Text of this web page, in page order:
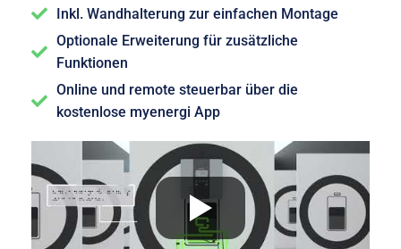
Inkl. Wandhalterung zur einfachen Montage
Optionale Erweiterung für zusätzliche
Funktionen
Online und remote steuerbar über die
kostenlose myenergi App